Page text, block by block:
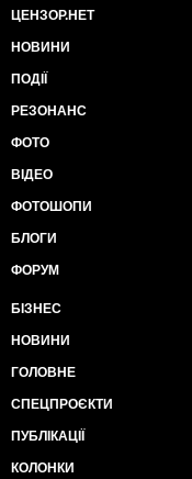
ЦЕНЗОР.НЕТ
НОВИНИ
ПОДІЇ
РЕЗОНАНС
ФОТО
ВІДЕО
ФОТОШОПИ
БЛОГИ
ФОРУМ
БІЗНЕС
НОВИНИ
ГОЛОВНЕ
СПЕЦПРОЄКТИ
ПУБЛІКАЦІЇ
КОЛОНКИ